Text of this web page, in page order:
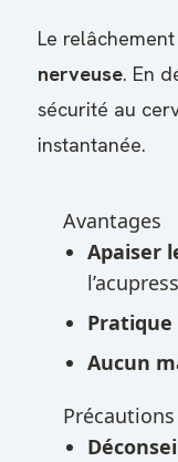
Le
nerveuse. En
sécurité au
instantanée.
Avantages
Apaiser
Aucun
Précautions